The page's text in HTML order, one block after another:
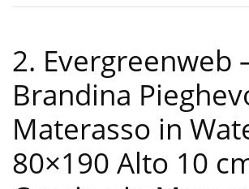
2. Evergreenweb
Brandina
Materasso in
80×190 Alto 10